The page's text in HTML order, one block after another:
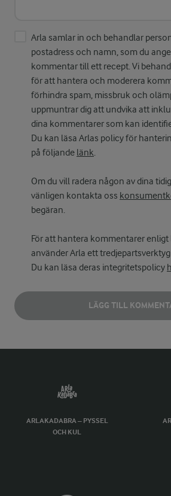
Arla samlar in och behandlar
postadress och namn, som du
kommentar till ett recept. Vi
för att hantera och moderera
förhindra spam, missbruk och
uppmuntrar dig att undvika att
dina kommentarer som kan
Du kan läsa Arlas policy för
på följande länk.
Om du vill radera någon av dina
vänligen kontakta oss
begäran.
För att hantera kommentarer
använder Arla ett
Du kan läsa deras integritetspolicy
LÄGG TILL
ARLAKADABRA – PYSSEL
OCH KUL